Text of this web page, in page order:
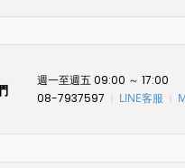
週一至週五 09:00 ～ 17:00
08-7937597
LINE客服